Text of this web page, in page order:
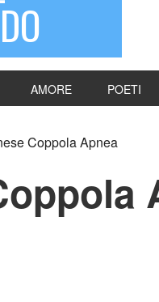
AMORE POETI
Coppola Apnea